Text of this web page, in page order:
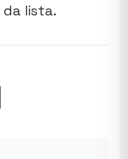
da lista.